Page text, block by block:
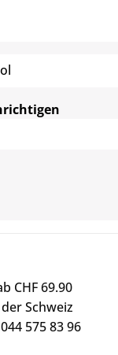
CHF 69.90
Schweiz
575 83 96